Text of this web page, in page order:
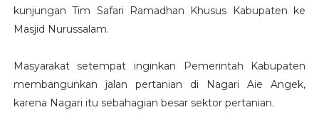
kunjungan Tim Safari Ramadhan Khusus Kabupaten ke
Masjid Nurussalam.
Masyarakat setempat inginkan Pemerintah Kabupaten
membangunkan jalan pertanian di Nagari Aie Angek,
karena Nagari itu sebahagian besar sektor pertanian.